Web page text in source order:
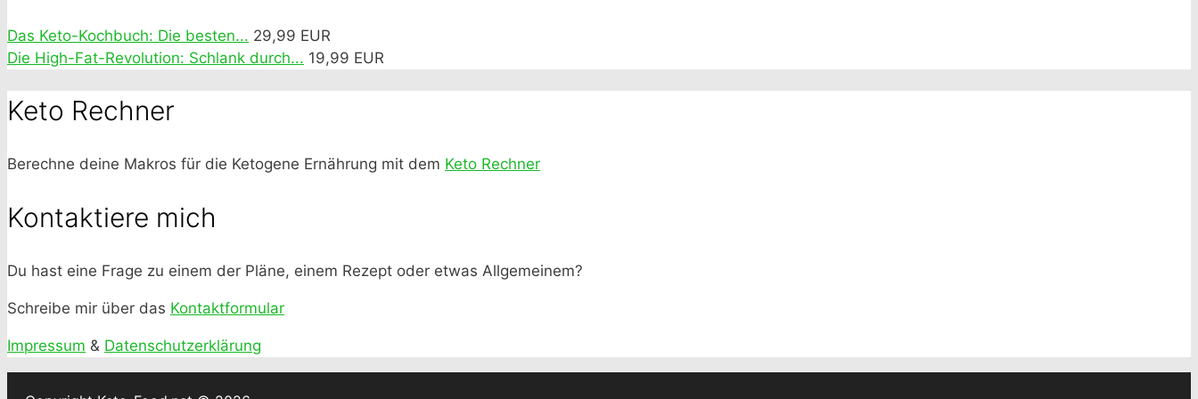
Das Keto-Kochbuch: Die besten... 29,99 EUR
Die High-Fat-Revolution: Schlank durch... 19,99 EUR
Keto Rechner
Berechne deine Makros für die Ketogene Ernährung mit dem Keto Rechner
Kontaktiere mich
Du hast eine Frage zu einem der Pläne, einem Rezept oder etwas Allgemeinem?
Schreibe mir über das Kontaktformular
Impressum & Datenschutzerklärung